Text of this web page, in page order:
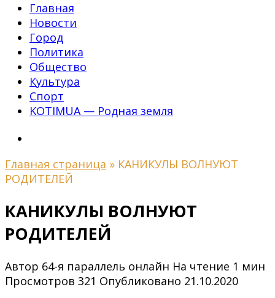
Главная
Новости
Город
Политика
Общество
Культура
Спорт
KOTIMUA — Родная земля
Главная страница » КАНИКУЛЫ ВОЛНУЮТ
РОДИТЕЛЕЙ
КАНИКУЛЫ ВОЛНУЮТ
РОДИТЕЛЕЙ
Автор 64-я параллель онлайн На чтение 1 мин
Просмотров 321 Опубликовано 21.10.2020